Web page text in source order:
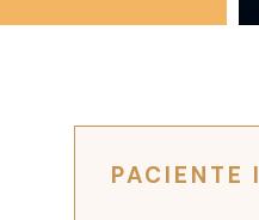
PACIENTE